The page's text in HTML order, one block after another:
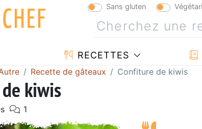
Sans gluten
RECETTES
Recette de gâteaux Confiture de kiwis
kiwis